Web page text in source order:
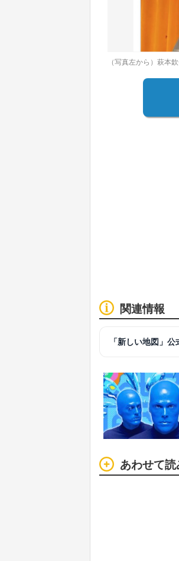
（写真左から）萩
関連情報
「新しい地図」
あわせて読